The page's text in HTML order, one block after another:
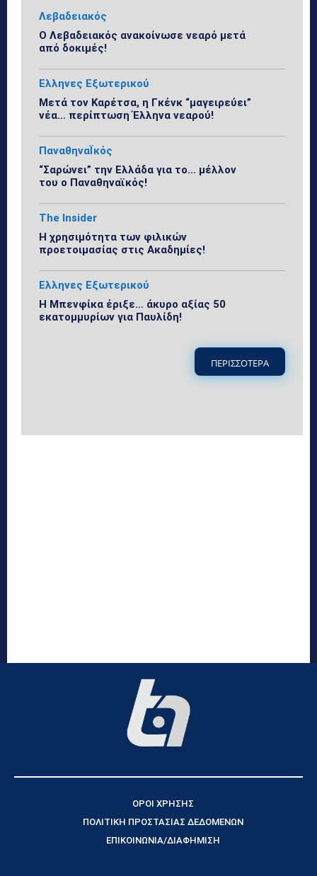
Λεβαδειακός
Ο Λεβαδειακός ανακοίνωσε νεαρό μετά
από δοκιμές!
Ελληνες Εξωτερικού
Μετά τον Καρέτσα, η Γκένκ “μαγειρεύει”
νέα… περίπτωση Έλληνα νεαρού!
ΠαναθηναΪκός
“Σαρώνει” την Ελλάδα για το… μέλλον
του ο Παναθηναϊκός!
The Insider
Η χρησιμότητα των φιλικών
προετοιμασίας στις Ακαδημίες!
Ελληνες Εξωτερικού
Η Μπενφίκα έριξε… άκυρο αξίας 50
εκατομμυρίων για Παυλίδη!
ΠΕΡΙΣΣΟΤΕΡΑ
ΟΡΟΙ ΧΡΗΣΗΣ
ΠΟΛΙΤΙΚΗ ΠΡΟΣΤΑΣΙΑΣ ΔΕΔΟΜΕΝΩΝ
ΕΠΙΚΟΙΝΩΝΙΑ/ΔΙΑΦΗΜΙΣΗ